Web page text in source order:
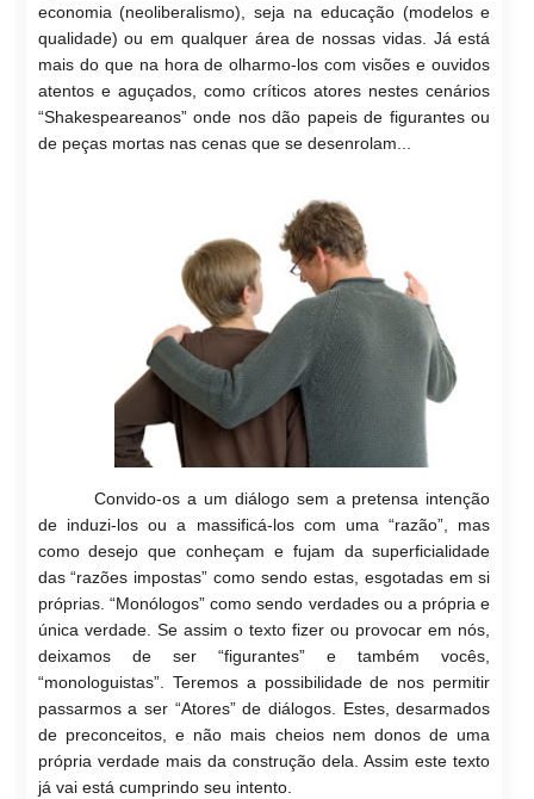
economia (neoliberalismo), seja na educação (modelos e
qualidade) ou em qualquer área de nossas vidas. Já está
mais do que na hora de olharmo-los com visões e ouvidos
atentos e aguçados, comocríticos atores nestes cenários
“Shakespeareanos” onde nos dão papeis de figurantes ou
de peças mortas nas cenas que se desenrolam...
Convido-os a um diálogo sem a pretensa intenção
de induzi-los ou a massificá-los com uma “razão”, mas
como desejo que conheçam e fujam da superficialidade
das “razões impostas” como sendo estas, esgotadas em si
próprias. “Monólogos” como sendo verdades ou a própria e
única verdade. Se assim o texto fizer ou provocar em nós,
deixamos de ser “figurantes” e também vocês,
“monologuistas”. Teremos a possibilidade de nos permitir
passarmos a ser “Atores” de diálogos. Estes, desarmados
de preconceitos, e não mais cheios nem donos de uma
própria verdade mais da construção dela. Assim este texto
já vai está cumprindo seu intento.